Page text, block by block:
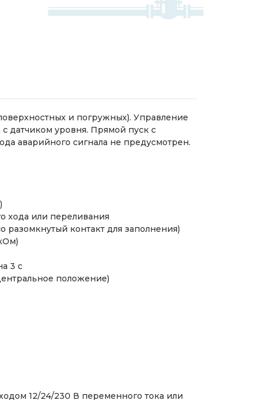
и погружных). Управление
датчиком уровня. Прямой пуск с
аварийного сигнала не предусмотрен.
хода или переливания
контакт для заполнения)
3 с
положение)
12/24/230 В переменного тока или